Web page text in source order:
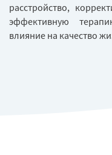
расстройство,
эффективную
влияние на качество